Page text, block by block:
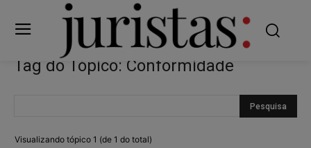
Tag do Tópico: Conformidade
Visualizando tópico 1 (de 1 do total)